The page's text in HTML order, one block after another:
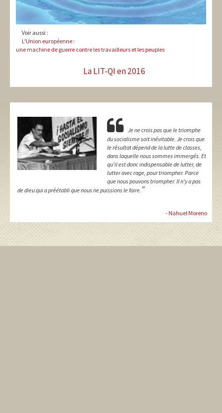
Voir aussi :
L'Union européenne :
une machine de guerre contre les travailleurs et les peuples
La LIT-QI en 2016
Je ne crois pas que le triomphe
du socialisme soit inévitable. Je crois que
le résultat dépend de la lutte de classes,
dans laquelle nous sommes immergés. Et
qu'il est donc indispensable de lutter, de
lutter avec rage, pour triompher. Parce
que nous pouvons triompher. Il n'y a pas
de dieu qui a préétabli que nous ne puissions le faire. "
- Nahuel Moreno